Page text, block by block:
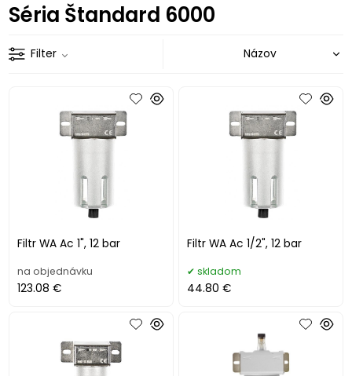
Séria Štandard 6000
Filter
Filtr WA Ac 1", 12 bar
na objednávku
123.08 €
Filtr WA Ac 1/2", 12 bar
skladom
44.80 €